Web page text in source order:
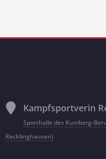
Kampfsportverin
Sporthalle des Kuniberg-
Recklinghausen)